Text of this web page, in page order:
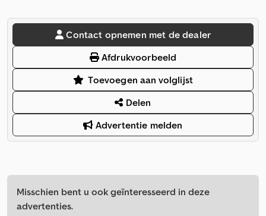
Contact opnemen met de dealer
Afdrukvoorbeeld
Toevoegen aan volglijst
Delen
Advertentie melden
Misschien bent u ook geïnteresseerd in deze
advertenties.